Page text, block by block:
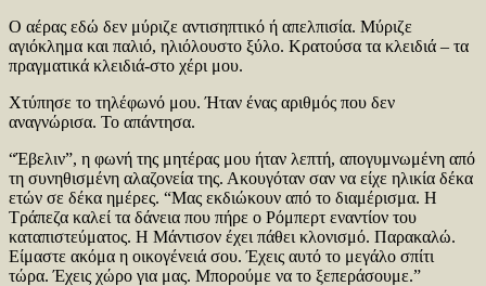
Ο αέρας εδώ δεν μύριζε αντισηπτικό ή απελπισία. Μύριζε
αγιόκλημα και παλιό, ηλιόλουστο ξύλο. Κρατούσα τα κλειδιά – τα
πραγματικά κλειδιά-στο χέρι μου.
Χτύπησε το τηλέφωνό μου. Ήταν ένας αριθμός που δεν
αναγνώρισα. Το απάντησα.
“Έβελιν”, η φωνή της μητέρας μου ήταν λεπτή, απογυμνωμένη από
τη συνηθισμένη αλαζονεία της. Ακουγόταν σαν να είχε ηλικία δέκα
ετών σε δέκα ημέρες. “Μας εκδιώκουν από το διαμέρισμα. Η
Τράπεζα καλεί τα δάνεια που πήρε ο Ρόμπερτ εναντίον του
καταπιστεύματος. Η Μάντισον έχει πάθει κλονισμό. Παρακαλώ.
Είμαστε ακόμα η οικογένειά σου. Έχεις αυτό το μεγάλο σπίτι
τώρα. Έχεις χώρο για μας. Μπορούμε να το ξεπεράσουμε.”